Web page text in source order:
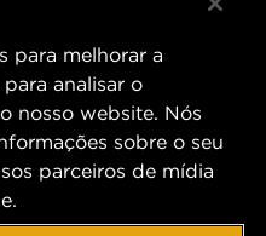
para melhorar a
analisar o
nosso website. Nós
sobre o seu
parceiros de mídia